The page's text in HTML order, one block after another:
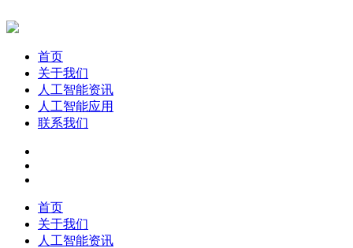
首页
关于我们
人工智能资讯
人工智能应用
联系我们
首页
关于我们
人工智能资讯